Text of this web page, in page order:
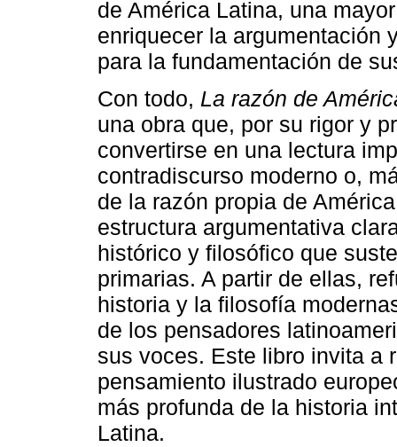
de América Latina, una
enriquecer la argumentación
para la fundamentación de
Con todo, La razón de
una obra que, por su rigor y
convertirse en una lectura
contradiscurso moderno o,
de la razón propia de
estructura argumentativa
histórico y filosófico que
primarias. A partir de ellas,
historia y la filosofía
de los pensadores
sus voces. Este libro invita a
pensamiento ilustrado
más profunda de la historia
Latina.